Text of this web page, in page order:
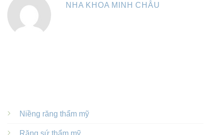
NHA KHOA MINH CHÂU
Niềng răng thẩm mỹ
Răng sứ thẩm mỹ